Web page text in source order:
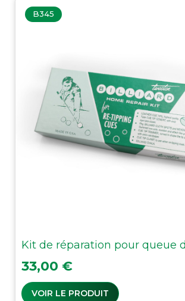
B345
Kit de réparation pour queue
Prix
33,00 €
VOIR LE PRODUIT